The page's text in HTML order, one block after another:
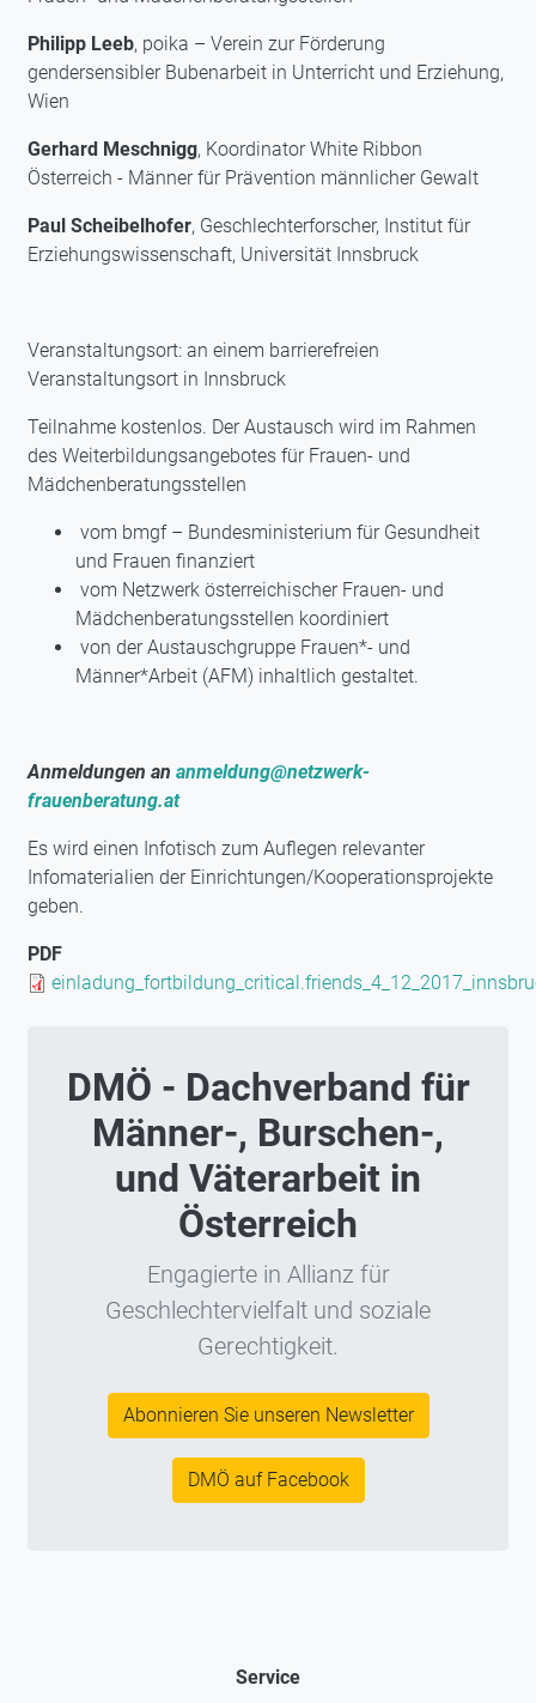
Philipp Leeb, poika – Verein zur Förderung
gendersensibler Bubenarbeit in Unterricht und Erziehung,
Wien
Gerhard Meschnigg, Koordinator White Ribbon
Österreich - Männer für Prävention männlicher Gewalt
Paul Scheibelhofer, Geschlechterforscher, Institut für
Erziehungswissenschaft, Universität Innsbruck
Veranstaltungsort: an einem barrierefreien
Veranstaltungsort in Innsbruck
Teilnahme kostenlos. Der Austausch wird im Rahmen
des Weiterbildungsangebotes für Frauen- und
Mädchenberatungsstellen
vom bmgf – Bundesministerium für Gesundheit
und Frauen finanziert
vom Netzwerk österreichischer Frauen- und
Mädchenberatungsstellen koordiniert
von der Austauschgruppe Frauen*- und
Männer*Arbeit (AFM) inhaltlich gestaltet.
Anmeldungen an anmeldung@netzwerk-
frauenberatung.at
Es wird einen Infotisch zum Auflegen relevanter
Infomaterialien der Einrichtungen/Kooperationsprojekte
geben.
PDF
Document
DMÖ - Dachverband für
Männer-, Burschen-,
und Väterarbeit in
Österreich
Engagierte in Allianz für
Geschlechtervielfalt und soziale
Gerechtigkeit.
Abonnieren Sie unseren Newsletter
DMÖ auf Facebook
Service